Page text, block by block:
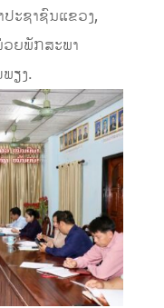
ະຊາຊົນແຂວງ,
ຍພັກສະພາ
ຽງ.